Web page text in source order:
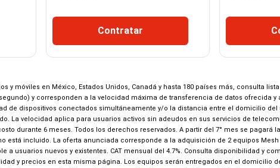
Contratar
móviles en México, Estados Unidos, Canadá y hasta 180 países más, consulta
y corresponden a la velocidad máxima de transferencia de datos ofrecida y
dispositivos conectados simultáneamente y/o la distancia entre el domicilio del
La velocidad aplica para usuarios activos sin adeudos en sus servicios de
durante 6 meses. Todos los derechos reservados. A partir del 7° mes se pagará la
incluido. La oferta anunciada corresponde a la adquisición de 2 equipos Mesh
usuarios nuevos y existentes. CAT mensual del 4.7%. Consulta disponibilidad y
y precios en esta misma página. Los equipos serán entregados en el domicilio